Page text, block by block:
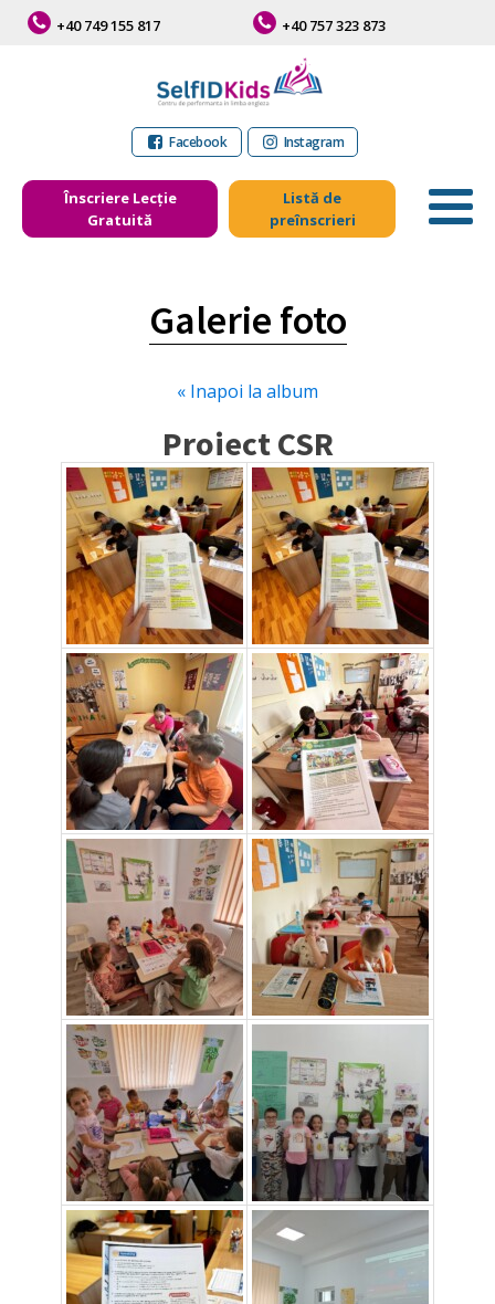
+40 749 155 817 +40 757 323 873
Facebook Instagram
Înscriere Lecție
Gratuită
Listă de
preînscrieri
Galerie foto
« Inapoi la album
Proiect CSR